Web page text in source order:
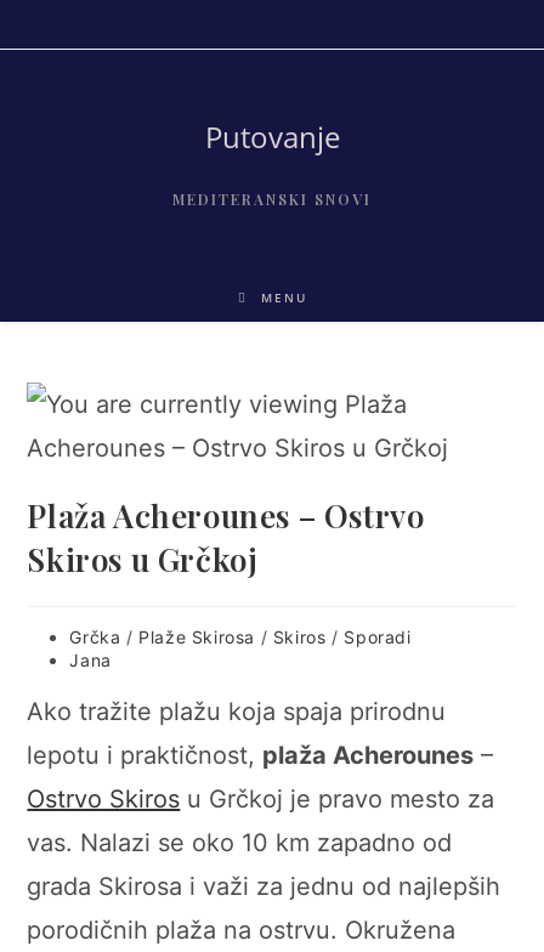
to
Putovanje
MEDITERANSKI SNOVI
MENU
Plaža Acherounes – Ostrvo
Skiros u Grčkoj
Post
category:
Grčka / Plaže Skirosa / Skiros / Sporadi
Post
Jana
Ako tražite plažu koja spaja prirodnu
lepotu i praktičnost, plaža Acherounes –
Ostrvo Skiros u Grčkoj je pravo mesto za
vas. Nalazi se oko 10 km zapadno od
grada Skirosa i važi za jednu od najlepših
porodičnih plaža na ostrvu. Okružena